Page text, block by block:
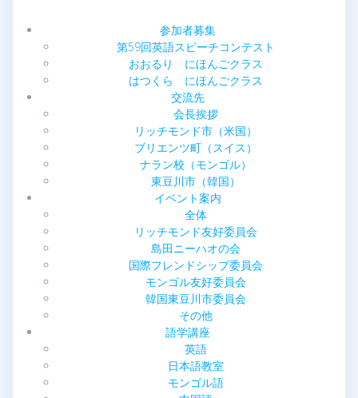
ー
ョ
参加者募集
第59回英語スピーチコンテスト
おおるり にほんごクラス
はつくら にほんごクラス
交流先
会長挨拶
リッチモンド市（米国）
ブリエンツ町（スイス）
ナラン校（モンゴル）
東豆川市（韓国）
イベント案内
全体
リッチモンド友好委員会
島田ニーハオの会
国際フレンドシップ委員会
モンゴル友好委員会
韓国東豆川市委員会
その他
語学講座
英語
日本語教室
モンゴル語